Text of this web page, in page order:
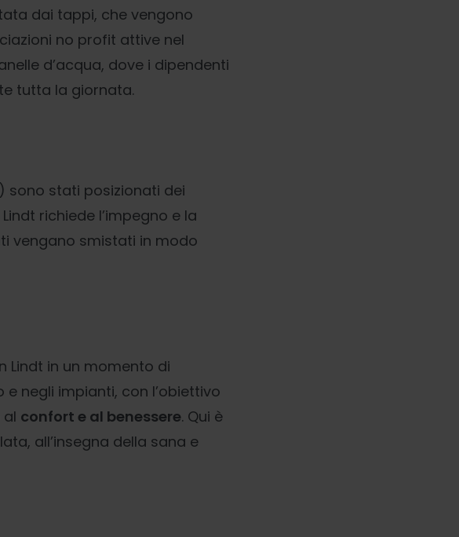
dai tappi, che vengono
no profit attive nel
d’acqua, dove i dipendenti
tutta la giornata.
sono stati posizionati dei
richiede l’impegno e la
vengano smistati in modo
Lindt in un momento di
negli impianti, con l’obiettivo
confort e al benessere. Qui è
all’insegna della sana e